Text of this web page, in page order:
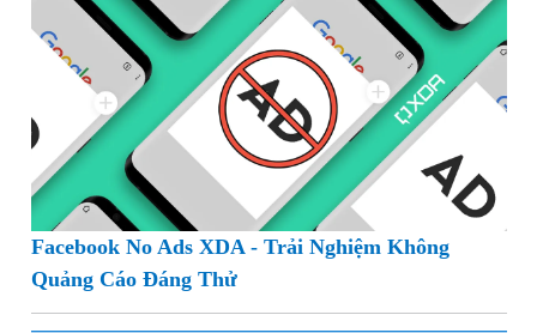
Facebook No Ads XDA - Trải Nghiệm Không
Quảng Cáo Đáng Thử